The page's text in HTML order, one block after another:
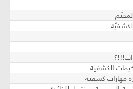
الكشفية
مهارات كشفية